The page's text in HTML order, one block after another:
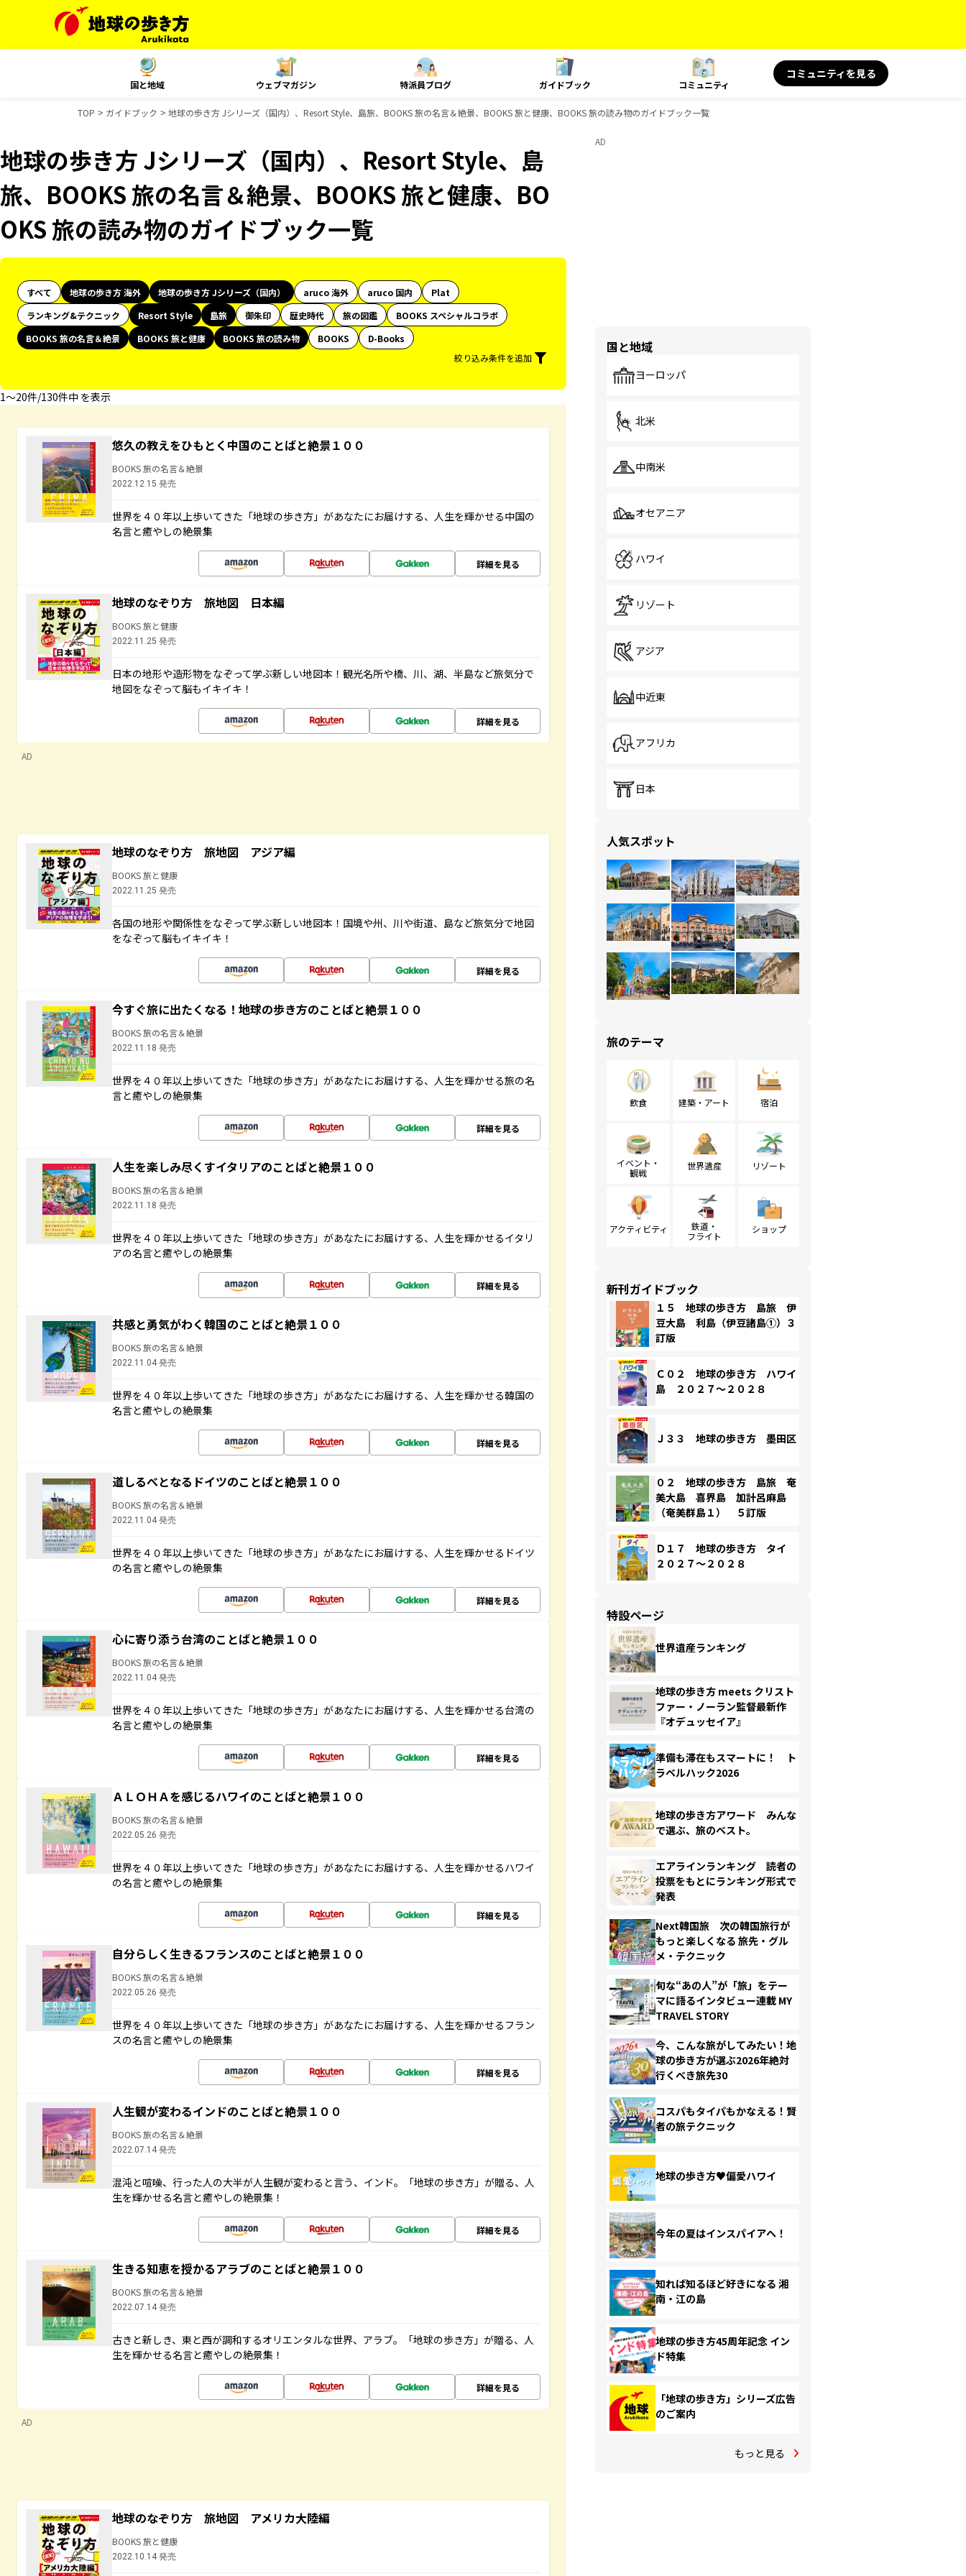
国と地域 ウェブマガジン 特派員ブログ ガイドブック コミュニティ
コミュニティを見る
TOP ガイドブック 地球の歩き方 Jシリーズ（国内）、Resort Style、島旅、BOOKS 旅の名言＆絶景、BOOKS 旅と健康、BOOKS 旅の読み物のガイドブック一覧
地球の歩き方 Jシリーズ（国内）、Resort Style、島
旅、BOOKS 旅の名言＆絶景、BOOKS 旅と健康、BO
OKS 旅の読み物のガイドブック一覧
すべて 地球の歩き方 海外 地球の歩き方 Jシリーズ（国内） aruco 海外 aruco 国内
Plat
ランキング&テクニック
Resort Style 島旅 御朱印 歴史時代 旅の図鑑
BOOKS スペシャルコラボ
BOOKS 旅の名言＆絶景
BOOKS 旅と健康 BOOKS 旅の読み物 BOOKS
D-Books
絞り込み条件を追加
1〜20件/130件中 を表示
悠久の教えをひもとく中国のことばと絶景１００
BOOKS 旅の名言＆絶景
2022.12.15 発売
世界を４０年以上歩いてきた「地球の歩き方」があなたにお届けする、人生を輝かせる中国の
名言と癒やしの絶景集
詳細を見る
地球のなぞり方 旅地図 日本編
BOOKS 旅と健康
2022.11.25 発売
日本の地形や造形物をなぞって学ぶ新しい地図本！観光名所や橋、川、湖、半島など旅気分で
地図をなぞって脳もイキイキ！
詳細を見る
AD
地球のなぞり方 旅地図 アジア編
BOOKS 旅と健康
2022.11.25 発売
各国の地形や関係性をなぞって学ぶ新しい地図本！国境や州、川や街道、島など旅気分で地図
をなぞって脳もイキイキ！
詳細を見る
今すぐ旅に出たくなる！地球の歩き方のことばと絶景１００
BOOKS 旅の名言＆絶景
2022.11.18 発売
世界を４０年以上歩いてきた「地球の歩き方」があなたにお届けする、人生を輝かせる旅の名
言と癒やしの絶景集
詳細を見る
人生を楽しみ尽くすイタリアのことばと絶景１００
BOOKS 旅の名言＆絶景
2022.11.18 発売
世界を４０年以上歩いてきた「地球の歩き方」があなたにお届けする、人生を輝かせるイタリ
アの名言と癒やしの絶景集
詳細を見る
共感と勇気がわく韓国のことばと絶景１００
BOOKS 旅の名言＆絶景
2022.11.04 発売
世界を４０年以上歩いてきた「地球の歩き方」があなたにお届けする、人生を輝かせる韓国の
名言と癒やしの絶景集
詳細を見る
道しるべとなるドイツのことばと絶景１００
BOOKS 旅の名言＆絶景
2022.11.04 発売
世界を４０年以上歩いてきた「地球の歩き方」があなたにお届けする、人生を輝かせるドイツ
の名言と癒やしの絶景集
詳細を見る
心に寄り添う台湾のことばと絶景１００
BOOKS 旅の名言＆絶景
2022.11.04 発売
世界を４０年以上歩いてきた「地球の歩き方」があなたにお届けする、人生を輝かせる台湾の
名言と癒やしの絶景集
詳細を見る
ＡＬＯＨＡを感じるハワイのことばと絶景１００
BOOKS 旅の名言＆絶景
2022.05.26 発売
世界を４０年以上歩いてきた「地球の歩き方」があなたにお届けする、人生を輝かせるハワイ
の名言と癒やしの絶景集
詳細を見る
自分らしく生きるフランスのことばと絶景１００
BOOKS 旅の名言＆絶景
2022.05.26 発売
世界を４０年以上歩いてきた「地球の歩き方」があなたにお届けする、人生を輝かせるフラン
スの名言と癒やしの絶景集
詳細を見る
人生観が変わるインドのことばと絶景１００
BOOKS 旅の名言＆絶景
2022.07.14 発売
混沌と喧噪、行った人の大半が人生観が変わると言う、インド。「地球の歩き方」が贈る、人
生を輝かせる名言と癒やしの絶景集！
詳細を見る
生きる知恵を授かるアラブのことばと絶景１００
BOOKS 旅の名言＆絶景
2022.07.14 発売
古きと新しき、東と西が調和するオリエンタルな世界、アラブ。「地球の歩き方」が贈る、人
生を輝かせる名言と癒やしの絶景集！
詳細を見る
AD
地球のなぞり方 旅地図 アメリカ大陸編
BOOKS 旅と健康
2022.10.14 発売
AD
国と地域
ヨーロッパ
北米
中南米
オセアニア
ハワイ
リゾート
アジア
中近東
アフリカ
日本
人気スポット
旅のテーマ
飲食 建築・アート 宿泊
イベント・
観戦
世界遺産 リゾート
アクティビティ
鉄道・
フライト
ショップ
新刊ガイドブック
１５ 地球の歩き方 島旅 伊
豆大島 利島（伊豆諸島①）３
訂版
Ｃ０２ 地球の歩き方 ハワイ
島 ２０２７～２０２８
Ｊ３３ 地球の歩き方 墨田区
０２ 地球の歩き方 島旅 奄
美大島 喜界島 加計呂麻島
（奄美群島１） ５訂版
Ｄ１７ 地球の歩き方 タイ
２０２７～２０２８
特設ページ
世界遺産ランキング
地球の歩き方 meets クリスト
ファー・ノーラン監督最新作
『オデュッセイア』
準備も滞在もスマートに！ ト
ラベルハック2026
地球の歩き方アワード みんな
で選ぶ、旅のベスト。
エアラインランキング 読者の
投票をもとにランキング形式で
発表
Next韓国旅 次の韓国旅行が
もっと楽しくなる 旅先・グル
メ・テクニック
旬な“あの人”が「旅」をテー
マに語るインタビュー連載 MY
TRAVEL STORY
今、こんな旅がしてみたい！地
球の歩き方が選ぶ2026年絶対
行くべき旅先30
コスパもタイパもかなえる！賢
者の旅テクニック
地球の歩き方♥偏愛ハワイ
今年の夏はインスパイアへ！
知れば知るほど好きになる 湘
南・江の島
地球の歩き方45周年記念 イン
ド特集
「地球の歩き方」シリーズ広告
のご案内
もっと見る